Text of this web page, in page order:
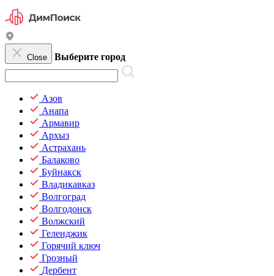
Close Выберите город
Азов
Анапа
Армавир
Архыз
Астрахань
Балаково
Буйнакск
Владикавказ
Волгоград
Волгодонск
Волжский
Геленджик
Горячий ключ
Грозный
Дербент